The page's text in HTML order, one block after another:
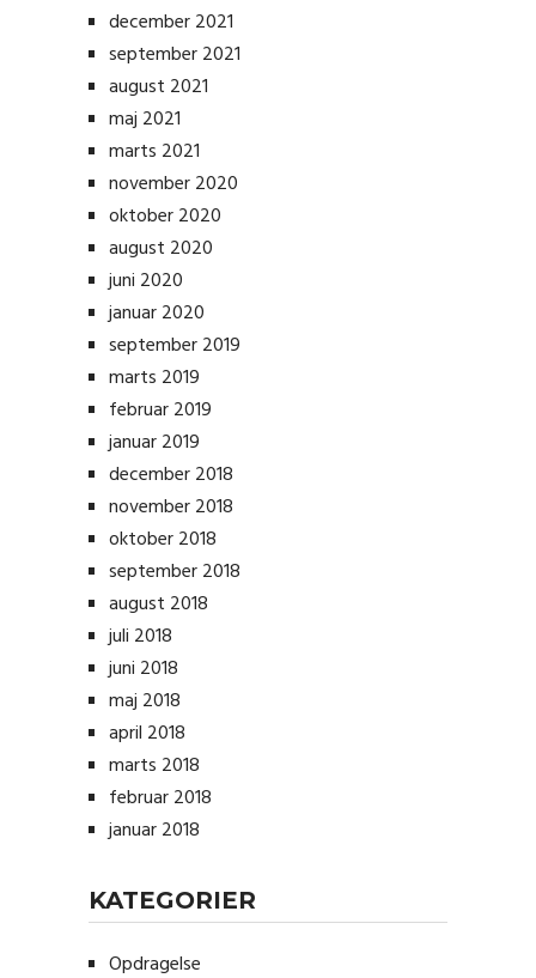
december 2021
september 2021
august 2021
maj 2021
marts 2021
november 2020
oktober 2020
august 2020
juni 2020
januar 2020
september 2019
marts 2019
februar 2019
januar 2019
december 2018
november 2018
oktober 2018
september 2018
august 2018
juli 2018
juni 2018
maj 2018
april 2018
marts 2018
februar 2018
januar 2018
KATEGORIER
Opdragelse